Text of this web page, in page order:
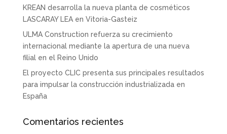
KREAN desarrolla la nueva planta de cosméticos
LASCARAY LEA en Vitoria-Gasteiz
ULMA Construction refuerza su crecimiento
internacional mediante la apertura de una nueva
filial en el Reino Unido
El proyecto CLIC presenta sus principales resultados
para impulsar la construcción industrializada en
España
Comentarios recientes